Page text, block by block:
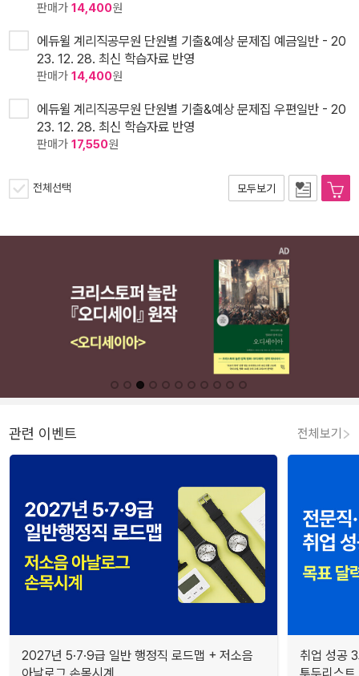
판매가 14,400원
에듀윌 계리직공무원 단원별 기출&예상 문제집 예금일반 - 20
23. 12. 28. 최신 학습자료 반영
판매가 14,400원
에듀윌 계리직공무원 단원별 기출&예상 문제집 우편일반 - 20
23. 12. 28. 최신 학습자료 반영
판매가 17,550원
전체선택 모두보기
관련 이벤트 전체보기
2027년 5·7·9급 일반 행정직 로드맵 + 저소음
취업 성공